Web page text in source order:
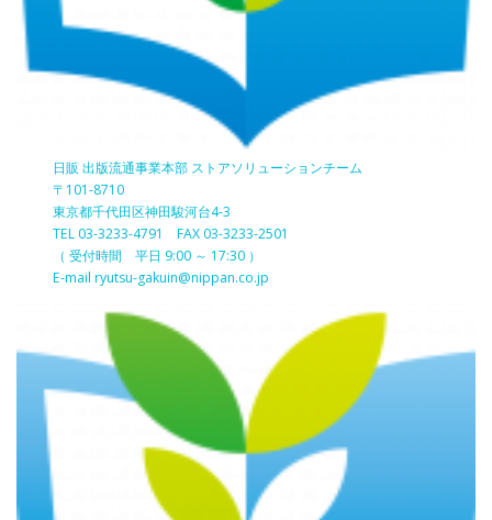
日販 出版流通事業本部 ストアソリューションチーム
〒101-8710
東京都千代田区神田駿河台4-3
TEL 03-3233-4791 FAX 03-3233-2501
（ 受付時間 平日 9:00 ～ 17:30 ）
E-mail ryutsu-gakuin@nippan.co.jp